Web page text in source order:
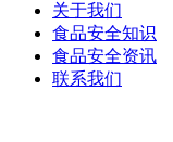
关于我们
食品安全知识
食品安全资讯
联系我们